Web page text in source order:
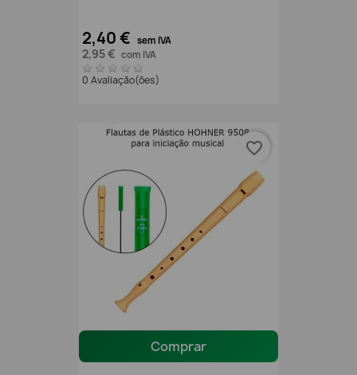
2,40 € sem IVA
2,95 € com IVA
0 Avaliação(ões)
Comprar
favorite_border